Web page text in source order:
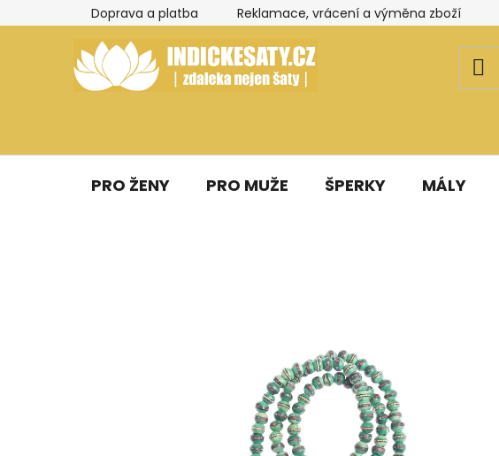
na
Doprava a platba Reklamace, vrácení a výměna zboží
PRO ŽENY PRO MUŽE ŠPERKY MÁLY